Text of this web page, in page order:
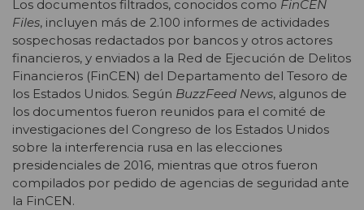
Los documentos filtrados, conocidos como FinCEN
Files, incluyen más de 2.100 informes de actividades
sospechosas redactados por bancos y otros actores
financieros, y enviados a la Red de Ejecución de Delitos
Financieros (FinCEN) del Departamento del Tesoro de
los Estados Unidos. Según BuzzFeed News, algunos de
los documentos fueron reunidos para el comité de
investigaciones del Congreso de los Estados Unidos
sobre la interferencia rusa en las elecciones
presidenciales de 2016, mientras que otros fueron
compilados por pedido de agencias de seguridad ante
la FinCEN.